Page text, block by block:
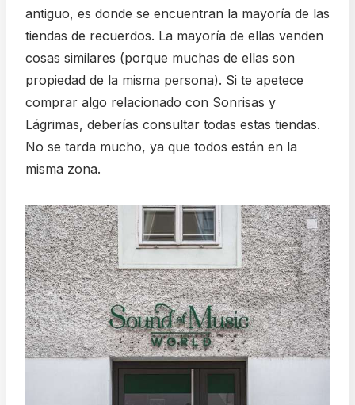
antiguo, es donde se encuentran la mayoría de las
tiendas de recuerdos. La mayoría de ellas venden
cosas similares (porque muchas de ellas son
propiedad de la misma persona). Si te apetece
comprar algo relacionado con Sonrisas y
Lágrimas, deberías consultar todas estas tiendas.
No se tarda mucho, ya que todos están en la
misma zona.